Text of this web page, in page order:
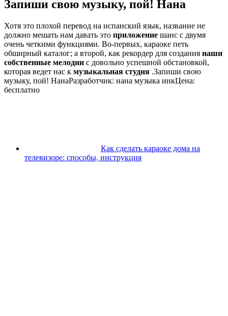
Запиши свою музыку, пой! Нана
Хотя это плохой перевод на испанский язык, название не
должно мешать нам давать это приложение шанс с двумя
очень четкими функциями. Во-первых, караоке петь
обширный каталог; а второй, как рекордер для создания наши
собственные мелодии с довольно успешной обстановкой,
которая ведет нас к музыкальная студия .Запиши свою
музыку, пой! НанаРазработчик: нана музыка инкЦена:
бесплатно
Как сделать караоке дома на
телевизоре: способы, инструкция